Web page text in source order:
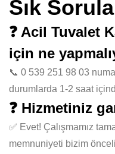
Sık
❓ Acil Tuvalet
için ne
📞 0 539 251 98 03
durumlarda 1-2 saat
❓ Hizmetiniz
✅ Evet! Çalışmamız
memnuniyeti bizim